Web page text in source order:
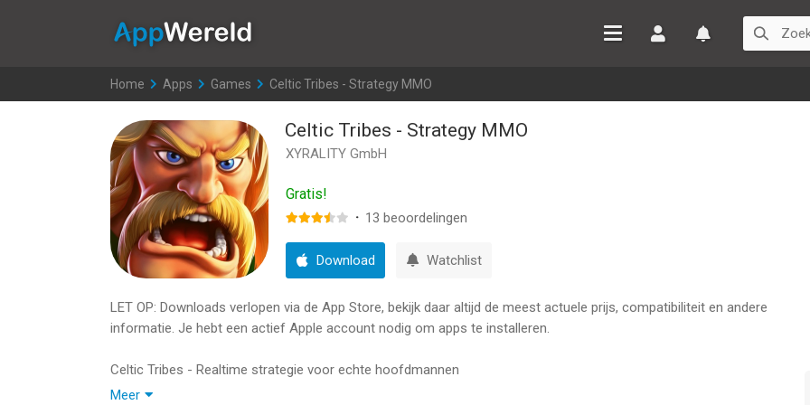
Home >
Apps >
Games >
Celtic Tribes - Strategy MMO
Celtic Tribes - Strategy MMO
XYRALITY GmbH
Gratis!
· 13 beoordelingen
Download Watchlist
LET OP: Downloads verlopen via de App Store, bekijk daar altijd de meest actuele prijs, compatibiliteit en andere
informatie. Je hebt een actief Apple account nodig om apps te installeren.
Celtic Tribes - Realtime strategie voor echte hoofdmannen
Meer